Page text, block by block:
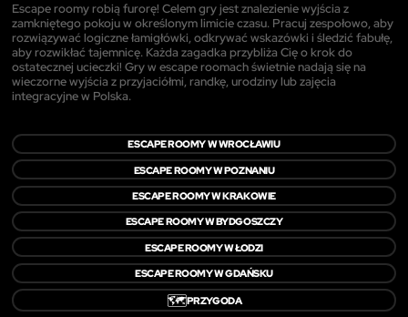
Escape roomy robią furorę! Celem gry jest znalezienie wyjścia z
zamkniętego pokoju w określonym limicie czasu. Pracuj zespołowo, aby
rozwiązywać logiczne łamigłówki, odkrywać wskazówki i śledzić fabułę,
aby rozwikłać tajemnicę. Każda zagadka przybliża Cię o krok do
ostatecznej ucieczki! Gry w escape roomach świetnie nadają się na
wieczorne wyjścia z przyjaciółmi, randkę, urodziny lub zajęcia
integracyjne w Polska.
ESCAPE ROOMY W WROCŁAWIU
ESCAPE ROOMY W POZNANIU
ESCAPE ROOMY W KRAKOWIE
ESCAPE ROOMY W BYDGOSZCZY
ESCAPE ROOMY W ŁODZI
ESCAPE ROOMY W GDAŃSKU
🗺️PRZYGODA